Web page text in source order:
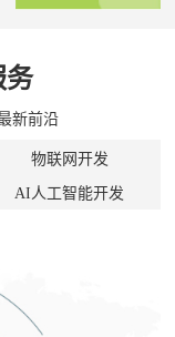
务
新前沿
物联网开发
AI人工智能开发